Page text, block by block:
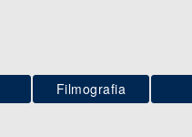
Filmografia